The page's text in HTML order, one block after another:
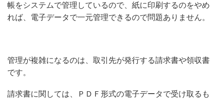
帳をシステムで管理しているので、紙に印刷するのをやめ
れば、電子データで一元管理できるので問題ありません。
管理が複雑になるのは、取引先が発行する請求書や領収書
です。
請求書に関しては、ＰＤＦ形式の電子データで受け取るも